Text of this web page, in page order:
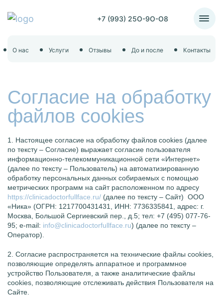
+7 (993) 25O-9O-O8
О нас Услуги Отзывы До и после Контакты
Согласие на обработку
файлов cookies
1. Настоящее согласие на обработку файлов cookies (далее
по тексту – Согласие) выражает согласие пользователя
информационно-телекоммуникационной сети «Интернет»
(далее по тексту – Пользователь) на автоматизированную
обработку персональных данных собираемых с помощью
метрических программ на сайт расположенном по адресу
https://clinicadoctorfullface.ru/ (далее по тексту – Сайт) ООО
«Ника» (ОГРН: 1217700431431, ИНН: 7736335841, адрес: г.
Москва, Большой Сергиевский пер., д.5; тел: +7 (495) 077-76-
95; e-mail: info@clinicadoctorfullface.ru) (далее по тексту –
Оператор).
2. Согласие распространяется на технические файлы cookies,
позволяющие определять аппаратное и программное
устройство Пользователя, а также аналитические файлы
cookies, позволяющие отслеживать действия Пользователя на
Сайте.